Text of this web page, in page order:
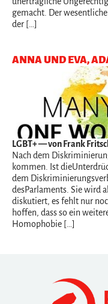
gemacht. Der
der […]
ANNA UND EVA,
LGBT+— von Frank
Nach dem
kommen. Ist
dem
desParlaments. Sie wird
diskutiert, es fehlt nur
hoffen, dass so ein
Homophobie […]